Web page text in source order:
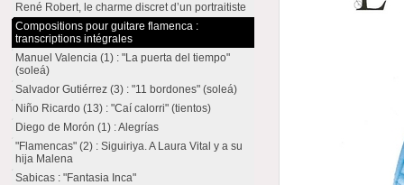
René Robert, le charme discret d’un portraitiste
Compositions pour guitare flamenca :
transcriptions intégrales
Manuel Valencia (1) : "La puerta del tiempo"
(soleá)
Salvador Gutiérrez (3) : "11 bordones" (soleá)
Niño Ricardo (13) : "Caí calorri" (tientos)
Diego de Morón (1) : Alegrías
"Flamencas" (2) : Siguiriya. A Laura Vital y a su
hija Malena
Sabicas : "Fantasia Inca"